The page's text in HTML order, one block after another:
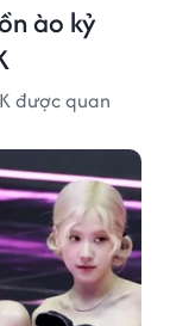
ào kỷ
được quan